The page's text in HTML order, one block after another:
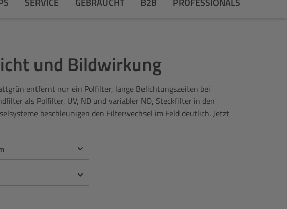
und Bildwirkung
entfernt nur ein Polfilter, lange Belichtungszeiten bei
als Polfilter, UV, ND und variabler ND, Steckfilter in den
beschleunigen den Filterwechsel im Feld deutlich. Jetzt